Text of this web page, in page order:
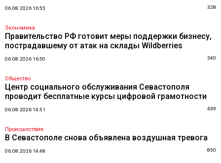
06.08.2026 16:55 328
Экономика
Правительство РФ готовит меры поддержки бизнесу,
пострадавшему от атак на склады Wildberries
06.08.2026 16:50 340
Общество
Центр социального обслуживания Севастополя
проводит бесплатные курсы цифровой грамотности
06.08.2026 14:51 639
Происшествия
В Севастополе снова объявлена воздушная тревога
06.08.2026 14:48 850